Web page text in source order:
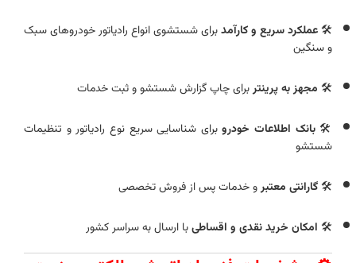
🛠️ عملکرد سریع و کارآمدبرای شستشوی انواع رادیاتور خودروهای سبک
و سنگین
🛠️ مجهز به پرینتربرای چاپ گزارش شستشو و ثبت خدمات
🛠️بانک اطلاعات خودروبرای شناسایی سریع نوع رادیاتور و تنظیمات
شستشو
🛠️ گارانتی معتبرو خدمات پس از فروش تخصصی
🛠️ امکان خرید نقدی و اقساطیبا ارسال به سراسر کشور